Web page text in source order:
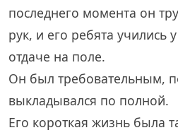
последнего момента он
рук, и его ребята учились
отдаче на поле.
Он был требовательным,
выкладывался по полной.
Его короткая жизнь была